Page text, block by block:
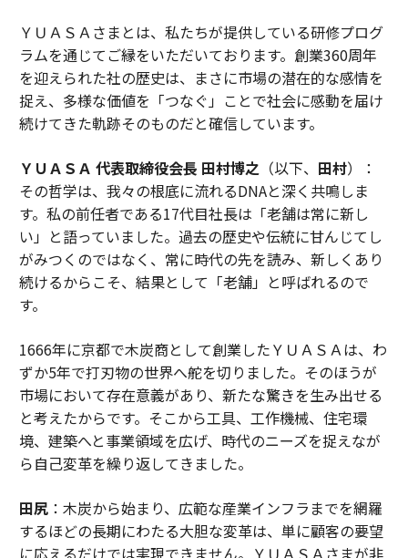
ＹＵＡＳＡさまとは、私たちが提供している研修プログ
ラムを通じてご縁をいただいております。創業360周年
を迎えられた社の歴史は、まさに市場の潜在的な感情を
捉え、多様な価値を「つなぐ」ことで社会に感動を届け
続けてきた軌跡そのものだと確信しています。
ＹＵＡＳＡ 代表取締役会長 田村博之（以下、 田村）：
その哲学は、我々の根底に流れるDNAと深く共鳴しま
す。私の前任者である17代目社長は「老舗は常に新し
い」と語っていました。過去の歴史や伝統に甘んじてし
がみつくのではなく、常に時代の先を読み、新しくあり
続けるからこそ、結果として「老舗」と呼ばれるので
す。
1666年に京都で木炭商として創業したＹＵＡＳＡは、わ
ずか5年で打刃物の世界へ舵を切りました。そのほうが
市場において存在意義があり、新たな驚きを生み出せる
と考えたからです。そこから工具、工作機械、住宅環
境、建築へと事業領域を広げ、時代のニーズを捉えなが
ら自己変革を繰り返してきました。
田尻：木炭から始まり、広範な産業インフラまでを網羅
するほどの長期にわたる大胆な変革は、単に顧客の要望
に応えるだけでは実現できません。ＹＵＡＳＡさまが非